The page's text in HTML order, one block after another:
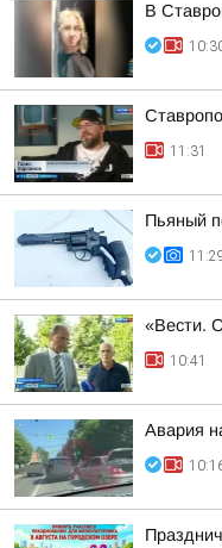
В
11:31
Пьяный
«Вести.
10:41
Авария